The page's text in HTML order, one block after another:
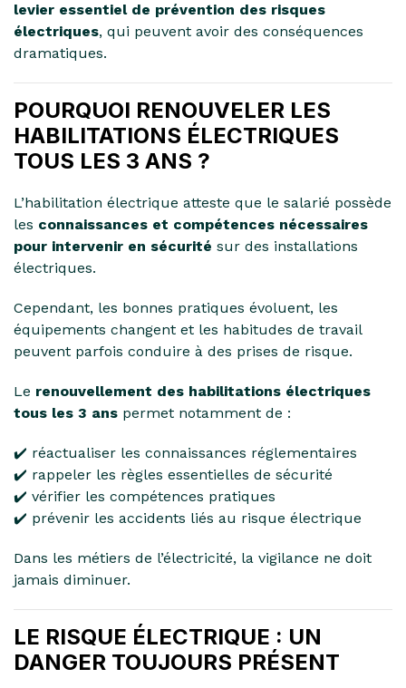
levier essentiel de prévention des risques
électriques, qui peuvent avoir des conséquences
dramatiques.
POURQUOI RENOUVELER LES
HABILITATIONS ÉLECTRIQUES
TOUS LES 3 ANS ?
L’habilitation électrique atteste que le salarié possède
les connaissances et compétences nécessaires
pour intervenir en sécurité sur des installations
électriques.
Cependant, les bonnes pratiques évoluent, les
équipements changent et les habitudes de travail
peuvent parfois conduire à des prises de risque.
Le renouvellement des habilitations électriques
tous les 3 ans permet notamment de :
✔️ réactualiser les connaissances réglementaires
✔️ rappeler les règles essentielles de sécurité
✔️ vérifier les compétences pratiques
✔️ prévenir les accidents liés au risque électrique
Dans les métiers de l’électricité, la vigilance ne doit
jamais diminuer.
LE RISQUE ÉLECTRIQUE : UN
DANGER TOUJOURS PRÉSENT